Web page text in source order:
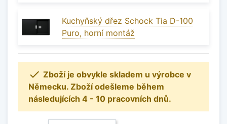
Kuchyňský dřez Schock Tia D-100
Puro, horní montáž
 Zboží je obvykle skladem u výrobce v
Německu. Zboží odešleme během
následujících 4 - 10 pracovních dnů.